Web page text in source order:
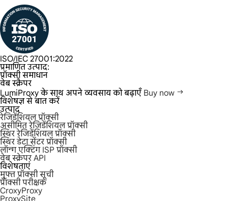
ISO/IEC 27001:2022
प्रमाणित उत्पाद:
प्रॉक्सी समाधान
वेब स्क्रैपर
LumiProxy के साथ अपने व्यवसाय को बढ़ाएँ Buy now
विशेषज्ञ से बात करें
उत्पाद
रेजिडेंशियल प्रॉक्सी
असीमित रेजिडेंशियल प्रॉक्सी
स्थिर रेजिडेंशियल प्रॉक्सी
स्थिर डेटा सेंटर प्रॉक्सी
लॉन्ग एक्टिंग ISP प्रॉक्सी
वेब स्क्रेपर API
विशेषताएं
मुफ्त प्रॉक्सी सूची
प्रॉक्सी परीक्षक
CroxyProxy
ProxySite